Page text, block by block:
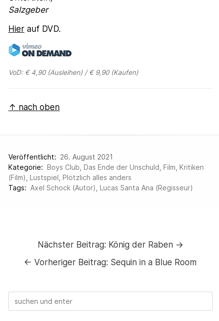
Salzgeber
Hier auf DVD.
VoD: € 4,90 (Ausleihen) / € 9,90 (Kaufen)
↑ nach oben
Veröffentlicht: 26. August 2021
Kategorie: Boys Club ,Das Ende der Unschuld ,Film ,Kritiken
(Film) ,Lustspiel ,Plötzlich alles anders
Tags: Axel Schock (Autor) ,Lucas Santa Ana (Regisseur)
Nächster Beitrag: König der Raben →
←Vorheriger Beitrag: Sequin in a Blue Room